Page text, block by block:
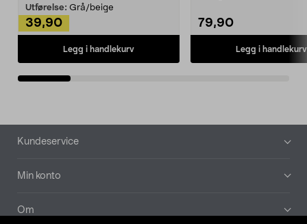
Utførelse: Grå/beige
39,90
Legg i handlekurv
79,90
Legg i handlekurv
Bunntekst
Kundeservice
Min konto
Om